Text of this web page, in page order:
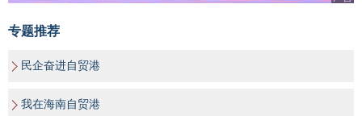
专题推荐
民企奋进自贸港
我在海南自贸港